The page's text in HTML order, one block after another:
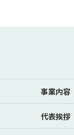
事業内容
代表挨拶